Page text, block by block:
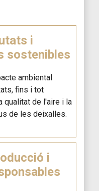
i
sostenibles
ambiental
fins i tot
qualitat de l'aire i la
de les deixalles.
i